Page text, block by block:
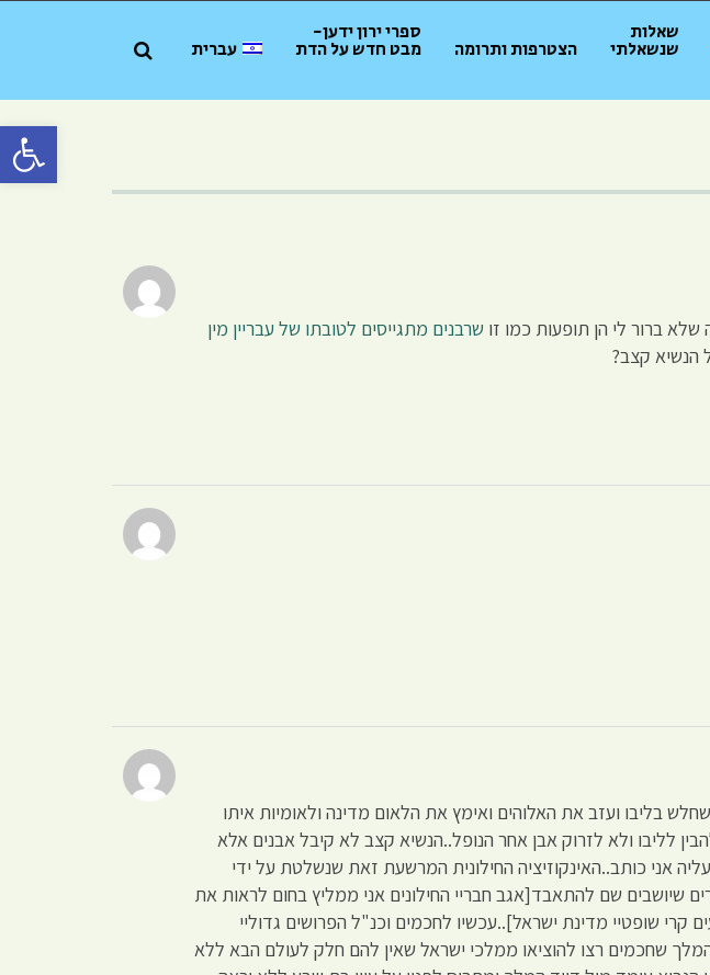
פתח
שאלות
שנשאלתי הצטרפות ותרומה
ספרי ירון ידען-
מבט חדש על הדת עברית
ברור לי הן תופעות כמו זו שרבנים מתגייסים לטובתו של עבריין מין
קצב?
בליבו ועזב את האלוהים ואימץ את הלאום מדינה ולאומיות איתו
ולא לזרוק אבן אחר הנופל..הנשיא קצב לא קיבל אבנים אלא
אני כותב..האינקוזיציה החילונית המרשעת זאת שנשלטת על ידי
שיושבים שם להתאבד[אגב חבריי החילונים אני ממליץ בחום לראות את
עריצים מרושעים קרי שופטיי מדינת ישראל]..עכשיו לחכמים וכנ"ל הפרושים גדוליי
שחכמים רצו להוציאו ממלכי ישראל שאין להם חלק לעולם הבא ללא